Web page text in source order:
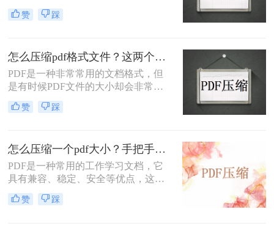
它们的文件大小可能会很大，难以通
过电子邮件或其他方式共享。在这种
赞 踩
怎么压缩pdf格式文件？这两个免费方法建议收藏！
PDF是一种非常常用的文档格式，但
是有时候PDF文件的大小却会非常
大，不方便我们传输和存储。因此，
压缩PDF文件是一个很不错的选择。
赞 踩
怎么压缩一个pdf大小？手把手教你在线压缩！
PDF是一种常用的工作学习文档，它
具有兼容、稳定、安全等优点，这是
一种在网络传输中常用的传输格式，
但在传输PDF文件时，其大小常常是
赞 踩